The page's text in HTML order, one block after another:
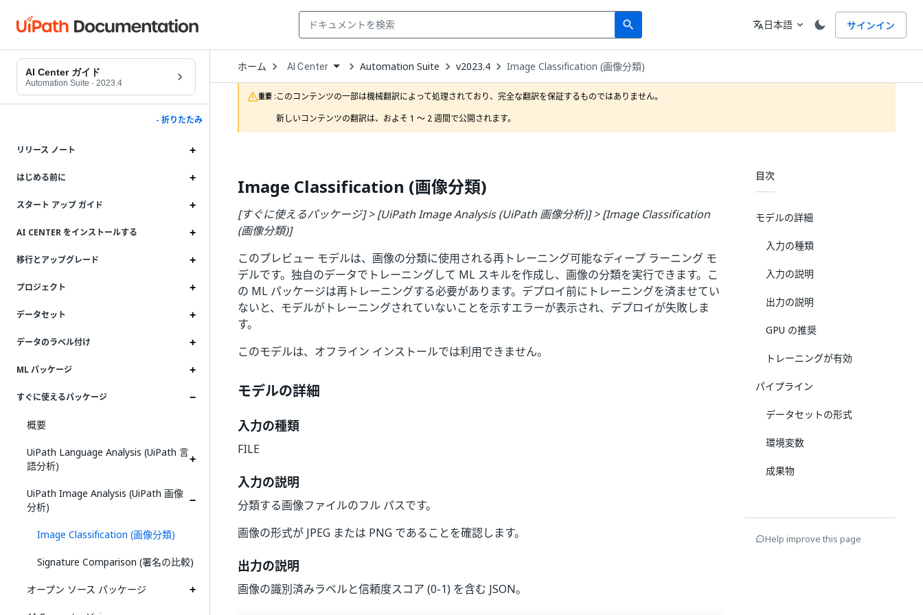
search
Search 言語
translate日本語 expand_more サインイン
AI Center ガイド
Automation Suite · 2023.4
- 折りたたみ
リリース ノート
はじめる前に
スタート アップ ガイド
AI CENTER をインストールする
移行とアップグレード
プロジェクト
データセット
データのラベル付け
ML パッケージ
すぐに使えるパッケージ
概要
UiPath Language Analysis (UiPath 言
語分析)
UiPath Image Analysis (UiPath 画像
分析)
Image Classification (画像分類)
Signature Comparison (署名の比較)
オープン ソース パッケージ
ホーム Open
Dropdown
to
choose
product
AI Center Automation Suite v2023.4 Image Classification (画像分類)
重要 :このコンテンツの一部は機械翻訳によって処理されており、完全な翻訳を保証するものではありません。
新しいコンテンツの翻訳は、およそ 1 ～ 2 週間で公開されます。
Image Classification (画像分類)
[すぐに使えるパッケージ] > [UiPath Image Analysis (UiPath 画像分析)] > [Image Classification
(画像分類)]
このプレビュー モデルは、画像の分類に使用される再トレーニング可能なディープ ラーニング モ
デルです。独自のデータでトレーニングして ML スキルを作成し、画像の分類を実行できます。こ
の ML パッケージは再トレーニングする必要があります。デプロイ前にトレーニングを済ませてい
ないと、モデルがトレーニングされていないことを示すエラーが表示され、デプロイが失敗しま
す。
このモデルは、オフライン インストールでは利用できません。
モデルの詳細
入力の種類
FILE
入力の説明
分類する画像ファイルのフル パスです。
画像の形式が JPEG または PNG であることを確認します。
出力の説明
画像の識別済みラベルと信頼度スコア (0-1) を含む JSON。
目次
モデルの詳細
入力の種類
入力の説明
出力の説明
GPU の推奨
トレーニングが有効
パイプライン
データセットの形式
環境変数
成果物
Help improve this page